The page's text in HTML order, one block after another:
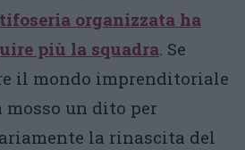
organizzata ha
più la squadra. Se
il mondo imprenditoriale
mosso un dito per
la rinascita del